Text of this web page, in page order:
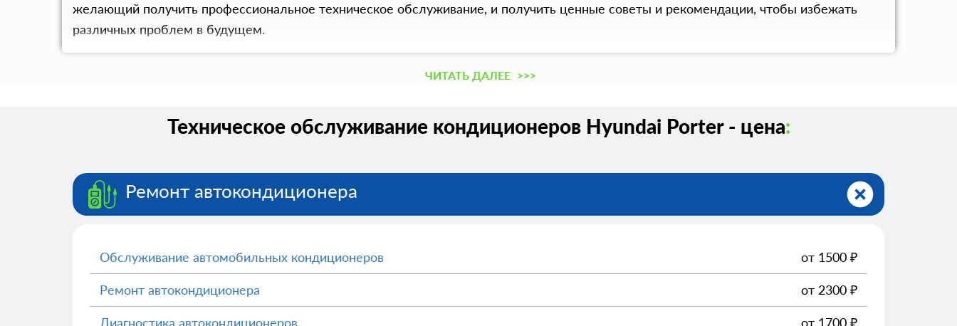
желающий получить профессиональное техническое обслуживание, и получить ценные советы и рекомендации, чтобы избежать
различных проблем в будущем.
ЧИТАТЬ ДАЛЕЕ >>>
Техническое обслуживание кондиционеров Hyundai Porter - цена:
Ремонт автокондиционера
Обслуживание автомобильных кондиционеров от 1500 ₽
Ремонт автокондиционера от 2300 ₽
Диагностика автокондиционеров от 1700 ₽